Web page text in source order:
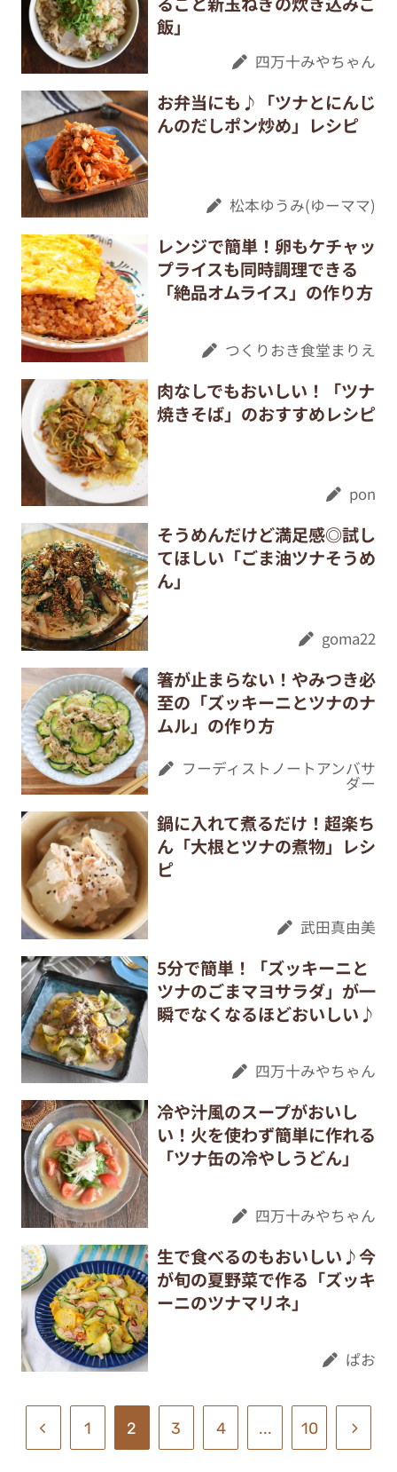
飯」
四万十みやちゃん
お弁当にも♪「ツナとにんじ
んのだしポン炒め」レシピ
松本ゆうみ(ゆーママ)
レンジで簡単！卵もケチャッ
プライスも同時調理できる
「絶品オムライス」の作り方
つくりおき食堂まりえ
肉なしでもおいしい！「ツナ
焼きそば」のおすすめレシピ
pon
そうめんだけど満足感◎試し
てほしい「ごま油ツナそうめ
ん」
goma22
箸が止まらない！やみつき必
至の「ズッキーニとツナのナ
ムル」の作り方
フーディストノートアンバサ
ダー
鍋に入れて煮るだけ！超楽ち
ん「大根とツナの煮物」レシ
ピ
武田真由美
5分で簡単！「ズッキーニと
ツナのごまマヨサラダ」が一
瞬でなくなるほどおいしい♪
四万十みやちゃん
冷や汁風のスープがおいし
い！火を使わず簡単に作れる
「ツナ缶の冷やしうどん」
四万十みやちゃん
生で食べるのもおいしい♪今
が旬の夏野菜で作る「ズッキ
ーニのツナマリネ」
ぱお
1 2 3 4 ... 10